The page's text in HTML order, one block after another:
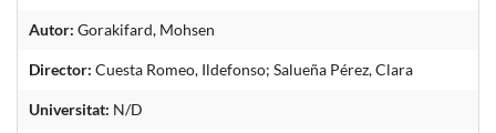
Autor: Gorakifard, Mohsen
Director: Cuesta Romeo, Ildefonso; Salueña Pérez, Clara
Universitat: N/D